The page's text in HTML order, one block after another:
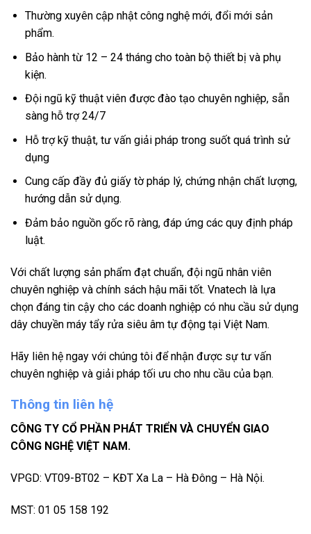
Thường xuyên cập nhật công nghệ mới, đổi mới sản
phẩm.
Bảo hành từ 12 – 24 tháng cho toàn bộ thiết bị và phụ
kiện.
Đội ngũ kỹ thuật viên được đào tạo chuyên nghiệp, sẵn
sàng hỗ trợ 24/7
Hỗ trợ kỹ thuật, tư vấn giải pháp trong suốt quá trình sử
dụng
Cung cấp đầy đủ giấy tờ pháp lý, chứng nhận chất lượng,
hướng dẫn sử dụng.
Đảm bảo nguồn gốc rõ ràng, đáp ứng các quy định pháp
luật.
Với chất lượng sản phẩm đạt chuẩn, đội ngũ nhân viên
chuyên nghiệp và chính sách hậu mãi tốt. Vnatech là lựa
chọn đáng tin cậy cho các doanh nghiệp có nhu cầu sử dụng
dây chuyền máy tẩy rửa siêu âm tự động tại Việt Nam.
Hãy liên hệ ngay với chúng tôi để nhận được sự tư vấn
chuyên nghiệp và giải pháp tối ưu cho nhu cầu của bạn.
Thông tin liên hệ
CÔNG TY CỔ PHẦN PHÁT TRIỂN VÀ CHUYỂN GIAO
CÔNG NGHỆ VIỆT NAM.
VPGD: VT09-BT02 – KĐT Xa La – Hà Đông – Hà Nội.
MST: 01 05 158 192